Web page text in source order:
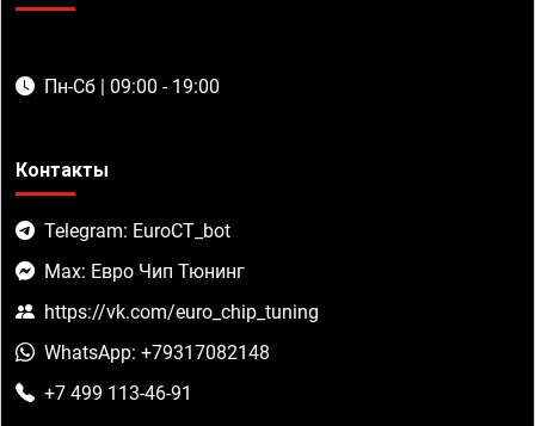
Пн-Сб | 09:00 - 19:00
Контакты
Telegram: EuroCT_bot
Max: Евро Чип Тюнинг
https://vk.com/euro_chip_tuning
WhatsApp: +79317082148
+7 499 113-46-91